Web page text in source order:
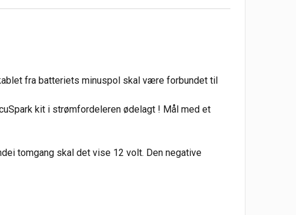
fra batteriets minuspol skal være forbundet til
kit i strømfordeleren ødelagt ! Mål med et
tomgang skal det vise 12 volt. Den negative